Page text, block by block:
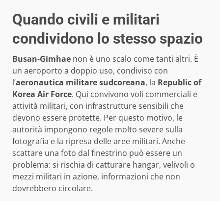
Quando civili e militari
condividono lo stesso spazio
Busan-Gimhae non è uno scalo come tanti altri. È
un aeroporto a doppio uso, condiviso con
l’aeronautica militare sudcoreana, la Republic of
Korea Air Force. Qui convivono voli commerciali e
attività militari, con infrastrutture sensibili che
devono essere protette. Per questo motivo, le
autorità impongono regole molto severe sulla
fotografia e la ripresa delle aree militari. Anche
scattare una foto dal finestrino può essere un
problema: si rischia di catturare hangar, velivoli o
mezzi militari in azione, informazioni che non
dovrebbero circolare.